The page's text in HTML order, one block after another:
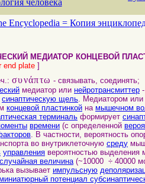
человека
Encyclopedia = Копия
МЕДИАТОР КОНЦЕВОЙ
end plate ]
συνάπτω - связывать,
медиатор или нейротрансмиттер
синаптическую щель. Медиатором
концевой пластинкой на мышечном
терминаль формирует
времени (с определенной
. В частности, вероятность
во внутриклеточную среду
управления вероятностью выделения
случайная величина(~10000 ÷ 40000
вызывает импульсную
потенциал